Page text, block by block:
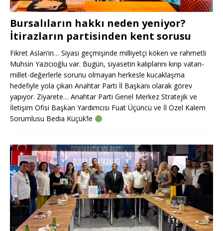
Bursalıların hakkı neden yeniyor?
İtirazların partisinden kent sorusu
Fikret Aslan’ın… Siyasi geçmişinde milliyetçi köken ve rahmetli
Muhsin Yazıcıoğlu var. Bugün, siyasetin kalıplarını kırıp vatan-
millet-değerlerle sorunu olmayan herkesle kucaklaşma
hedefiyle yola çıkan Anahtar Parti İl Başkanı olarak görev
yapıyor. Ziyarete… Anahtar Parti Genel Merkez Stratejik ve
İletişim Ofisi Başkan Yardımcısı Fuat Üçüncü ve İl Özel Kalem
Sorumlusu Bedia Küçük’le